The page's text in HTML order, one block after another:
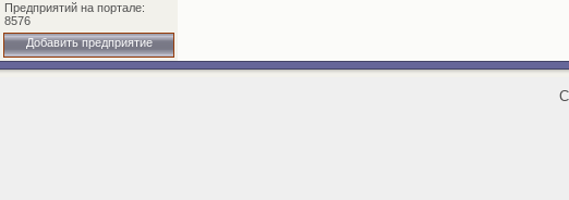
Предприятий на портале:
8576
Добавить предприятие